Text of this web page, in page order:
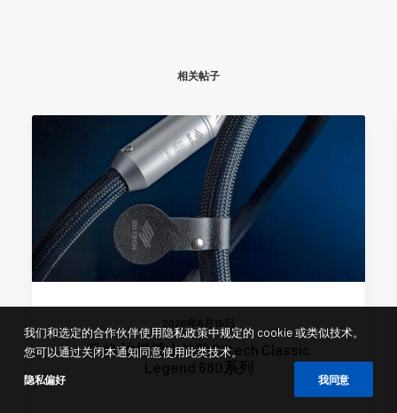
相关帖子
马修·迪根博士体验Siltech Classic
我们和选定的合作伙伴使用隐私政策中规定的 cookie 或类似技术。
您可以通过关闭本通知同意使用此类技术。
隐私偏好 我同意